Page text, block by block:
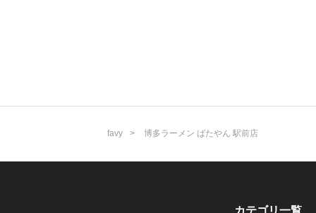
favy 博多ラーメン ばたやん 駅前店
カテゴリ一覧